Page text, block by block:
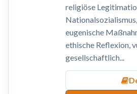
religiöse
eugenische
ethische Reflexion,
gesellschaftlich...